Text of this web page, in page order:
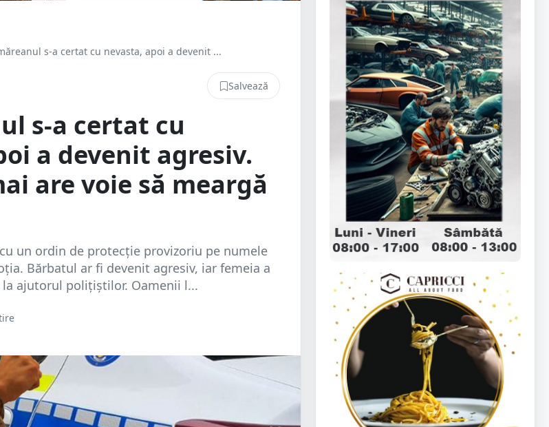
s-a certat cu nevasta, apoi a devenit ...
Salvează
s-a certat cu
a devenit agresiv.
are voie să meargă
un ordin de protecție provizoriu pe numele
Bărbatul ar fi devenit agresiv, iar femeia a
ajutorul polițiștilor. Oamenii l...